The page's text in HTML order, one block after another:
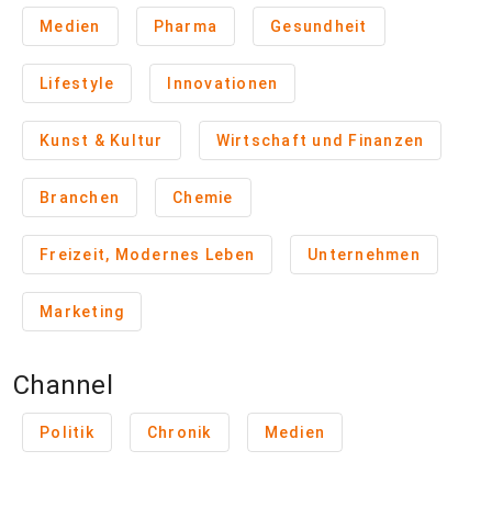
Medien Pharma Gesundheit
Lifestyle Innovationen
Kunst & Kultur Wirtschaft und Finanzen
Branchen Chemie
Freizeit, Modernes Leben Unternehmen
Marketing
Channel
Politik Chronik Medien